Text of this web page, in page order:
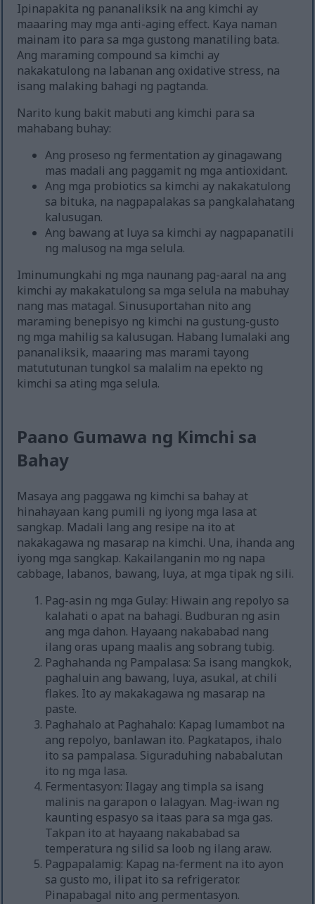
Ipinapakita ng pananaliksik na ang kimchi ay
maaaring may mga anti-aging effect. Kaya naman
mainam ito para sa mga gustong manatiling bata.
Ang maraming compound sa kimchi ay
nakakatulong na labanan ang oxidative stress, na
isang malaking bahagi ng pagtanda.
Narito kung bakit mabuti ang kimchi para sa
mahabang buhay:
Ang proseso ng fermentation ay ginagawang
mas madali ang paggamit ng mga antioxidant.
Ang mga probiotics sa kimchi ay nakakatulong
sa bituka, na nagpapalakas sa pangkalahatang
kalusugan.
Ang bawang at luya sa kimchi ay nagpapanatili
ng malusog na mga selula.
Iminumungkahi ng mga naunang pag-aaral na ang
kimchi ay makakatulong sa mga selula na mabuhay
nang mas matagal. Sinusuportahan nito ang
maraming benepisyo ng kimchi na gustung-gusto
ng mga mahilig sa kalusugan. Habang lumalaki ang
pananaliksik, maaaring mas marami tayong
matututunan tungkol sa malalim na epekto ng
kimchi sa ating mga selula.
Paano Gumawa ng Kimchi sa
Bahay
Masaya ang paggawa ng kimchi sa bahay at
hinahayaan kang pumili ng iyong mga lasa at
sangkap. Madali lang ang resipe na ito at
nakakagawa ng masarap na kimchi. Una, ihanda ang
iyong mga sangkap. Kakailanganin mo ng napa
cabbage, labanos, bawang, luya, at mga tipak ng sili.
Pag-asin ng mga Gulay: Hiwain ang repolyo sa
kalahati o apat na bahagi. Budburan ng asin
ang mga dahon. Hayaang nakababad nang
ilang oras upang maalis ang sobrang tubig.
Paghahanda ng Pampalasa: Sa isang mangkok,
paghaluin ang bawang, luya, asukal, at chili
flakes. Ito ay makakagawa ng masarap na
paste.
Paghahalo at Paghahalo: Kapag lumambot na
ang repolyo, banlawan ito. Pagkatapos, ihalo
ito sa pampalasa. Siguraduhing nababalutan
ito ng mga lasa.
Fermentasyon: Ilagay ang timpla sa isang
malinis na garapon o lalagyan. Mag-iwan ng
kaunting espasyo sa itaas para sa mga gas.
Takpan ito at hayaang nakababad sa
temperatura ng silid sa loob ng ilang araw.
Pagpapalamig: Kapag na-ferment na ito ayon
sa gusto mo, ilipat ito sa refrigerator.
Pinapabagal nito ang permentasyon.